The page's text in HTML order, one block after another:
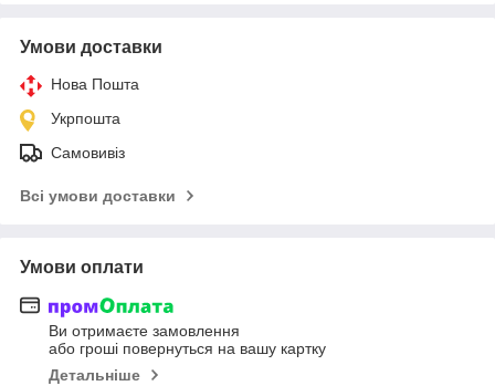
Умови доставки
Нова Пошта
Укрпошта
Самовивіз
Всі умови доставки
Умови оплати
Ви отримаєте замовлення
або гроші повернуться на вашу картку
Детальніше